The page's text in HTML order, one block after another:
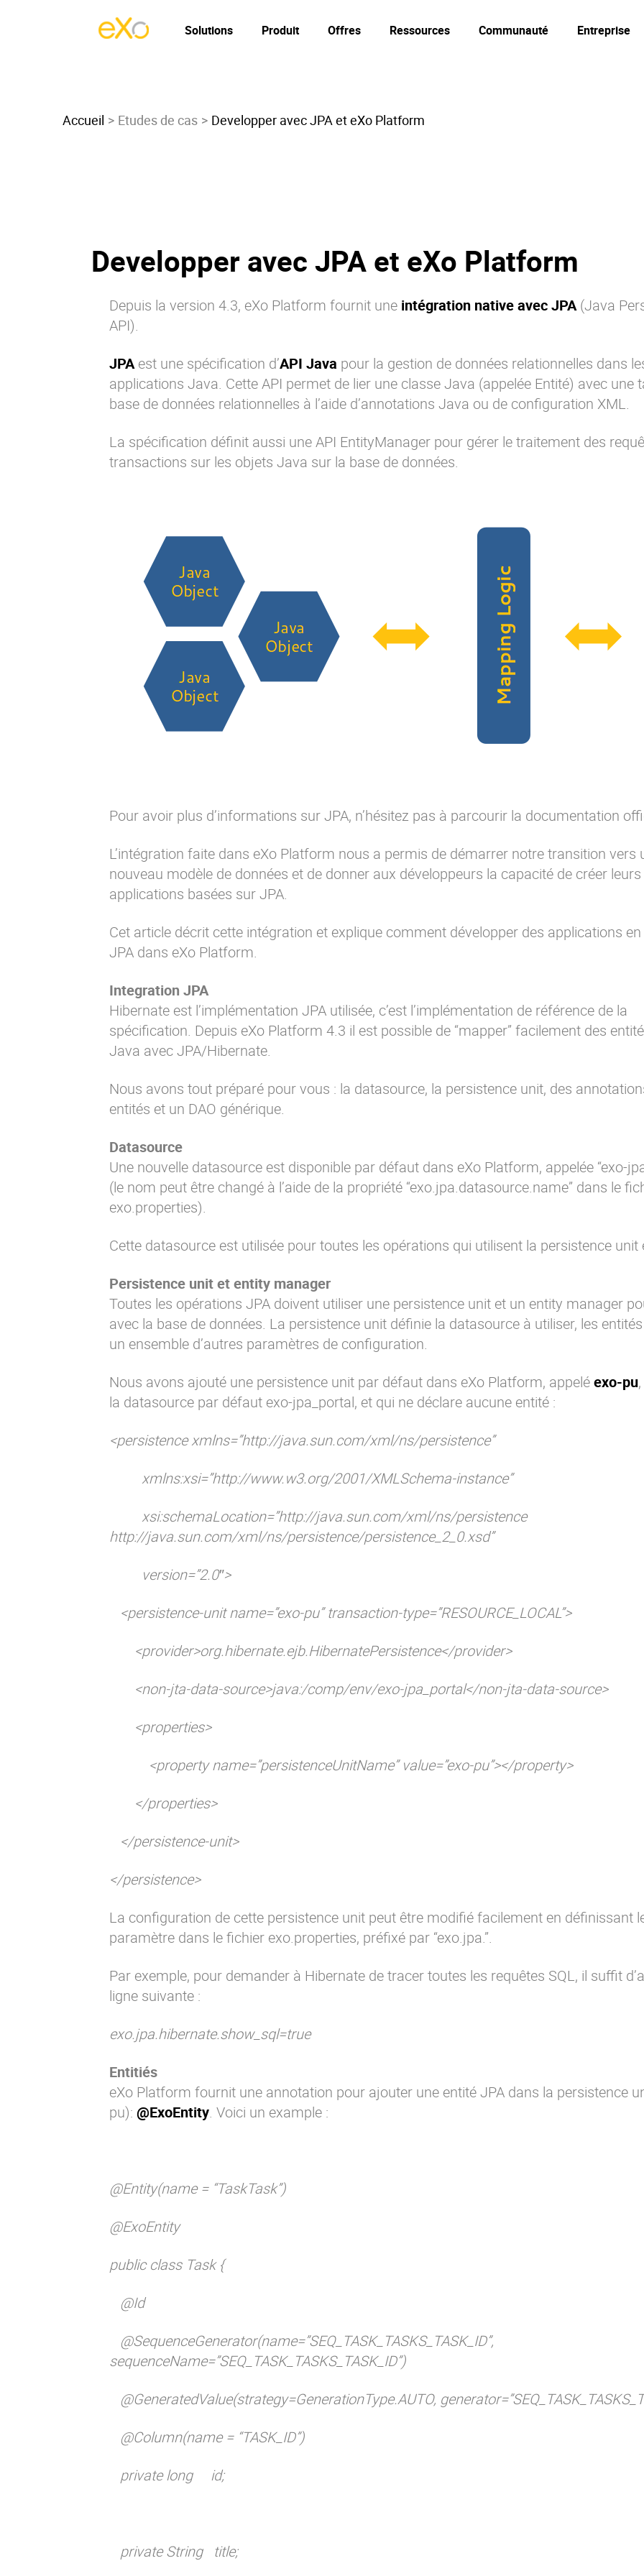
Solutions Produit Offres Ressources Communauté Entreprise
Accueil Etudes de cas Developper avec JPA et eXo Platform
Developper avec JPA et eXo Platform
Depuis la version 4.3, eXo Platform fournit une intégration native avec JPA(Java
API).
JPAest une spécification d’API Java pour la gestion de données relationnelles dans
applications Java. Cette API permet de lier une classe Java (appelée Entité) avec une
base de données relationnelles à l’aide d’annotations Java ou de configuration XML.
La spécification définit aussi une API EntityManager pour gérer le traitement des
transactions sur les objets Java sur la base de données.
Pour avoir plus d’informations sur JPA, n’hésitez pas à parcourir la documentation
L’intégration faite dans eXo Platform nous a permis de démarrer notre transition vers
nouveau modèle de données et de donner aux développeurs la capacité de créer
applications basées sur JPA.
Cet article décrit cette intégration et explique comment développer des applications
JPA dans eXo Platform.
Integration JPA
Hibernate est l’implémentation JPA utilisée, c’est l’implémentation de référence de la
spécification. Depuis eXo Platform 4.3 il est possible de “mapper” facilement des
Java avec JPA/Hibernate.
Nous avons tout préparé pour vous : la datasource, la persistence unit, des
entités et un DAO générique.
Datasource
Une nouvelle datasource est disponible par défaut dans eXo Platform, appelée “exo-
(le nom peut être changé à l’aide de la propriété “exo.jpa.datasource.name” dans le
exo.properties).
Cette datasource est utilisée pour toutes les opérations qui utilisent la persistence unit
Persistence unit et entity manager
Toutes les opérations JPA doivent utiliser une persistence unit et un entity manager
avec la base de données. La persistence unit définie la datasource à utiliser, les
un ensemble d’autres paramètres de configuration.
Nous avons ajouté une persistence unit par défaut dans eXo Platform, appeléexo-pu
la datasource par défaut exo-jpa_portal, et qui ne déclare aucune entité :
<persistence xmlns=”http://java.sun.com/xml/ns/persistence”
xmlns:xsi=”http://www.w3.org/2001/XMLSchema-instance”
xsi:schemaLocation=”http://java.sun.com/xml/ns/persistence
http://java.sun.com/xml/ns/persistence/persistence_2_0.xsd”
version=”2.0″>
<persistence-unit name=”exo-pu” transaction-type=”RESOURCE_LOCAL”>
<provider>org.hibernate.ejb.HibernatePersistence</provider>
<non-jta-data-source>java:/comp/env/exo-jpa_portal</non-jta-data-source>
<properties>
<property name=”persistenceUnitName” value=”exo-pu”></property>
</properties>
</persistence-unit>
</persistence>
La configuration de cette persistence unit peut être modifié facilement en définissant
paramètre dans le fichier exo.properties, préfixé par “exo.jpa.”.
Par exemple, pour demander à Hibernate de tracer toutes les requêtes SQL, il suffit
ligne suivante :
exo.jpa.hibernate.show_sql=true
Entitiés
eXo Platform fournit une annotation pour ajouter une entité JPA dans la persistence
pu): @ExoEntity. Voici un example :
@Entity(name = “TaskTask”)
@ExoEntity
public class Task {
@Id
@SequenceGenerator(name=”SEQ_TASK_TASKS_TASK_ID”,
sequenceName=”SEQ_TASK_TASKS_TASK_ID”)
@GeneratedValue(strategy=GenerationType.AUTO,
@Column(name = “TASK_ID”)
private long
id;
private String title;